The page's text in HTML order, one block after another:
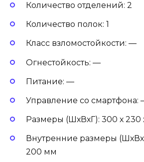
Количество отделений: 2
Количество полок: 1
Класс взломостойкости: —
Огнестойкость: —
Питание: —
Управление со смартфона:
Размеры (ШхВхГ): 300 х 230
Внутренние размеры
200 мм